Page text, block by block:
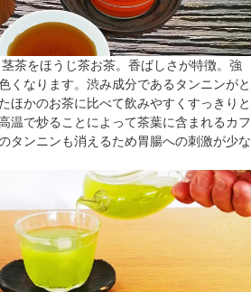
茶をほうじ茶お茶。香ばしさが特徴。強
くなります。渋み成分であるタンニンがと
ほかのお茶に比べて飲みやすくすっきりと
温で炒ることによって茶葉に含まれるカフ
タンニンも消えるため胃腸への刺激が少な